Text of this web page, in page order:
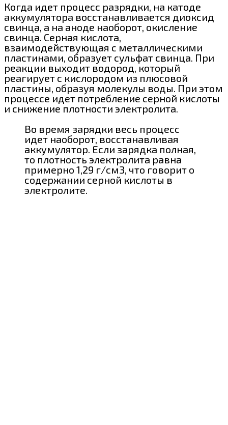
Когда идет процесс разрядки, на катоде
аккумулятора восстанавливается диоксид
свинца, а на аноде наоборот, окисление
свинца. Серная кислота,
взаимодействующая с металлическими
пластинами, образует сульфат свинца. При
реакции выходит водород, который
реагирует с кислородом из плюсовой
пластины, образуя молекулы воды. При этом
процессе идет потребление серной кислоты
и снижение плотности электролита.
Во время зарядки весь процесс
идет наоборот, восстанавливая
аккумулятор. Если зарядка полная,
то плотность электролита равна
примерно 1,29 г/см3, что говорит о
содержании серной кислоты в
электролите.